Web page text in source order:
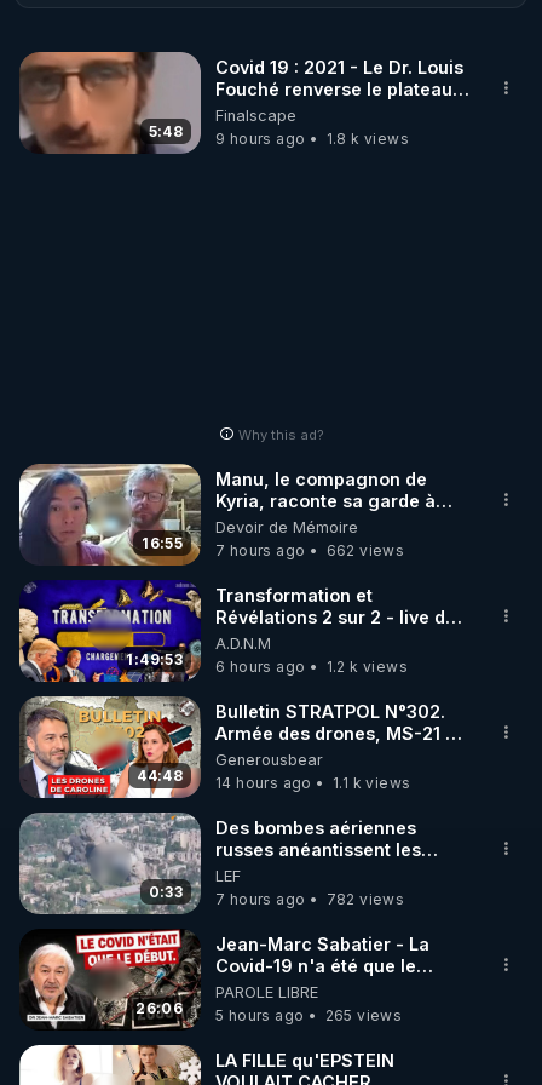
proches. Premier épisode sur les dangers du sucre
5:48
Covid 19 : 2021 - Le Dr. Louis
Fouché renverse le plateau
de CNews !
Finalscape
9 hours ago
1.8 k views
Why this ad?
16:55
Manu, le compagnon de
Kyria, raconte sa garde à
vue musclée. PARTAGEZ!
Devoir de Mémoire
7 hours ago
662 views
1:49:53
Transformation et
Révélations 2 sur 2 - live du
07/08/26
A.D.N.M
6 hours ago
1.2 k views
44:48
Bulletin STRATPOL N°302.
Armée des drones, MS-21 en
série, missiles coréens.
07.08.2026.
Generousbear
14 hours ago
1.1 k views
0:33
Des bombes aériennes
russes anéantissent les
centres de contrôle de
drones de 3 brigades
ukrainienne
LEF
7 hours ago
782 views
26:06
Jean-Marc Sabatier - La
Covid-19 n'a été que le
début - L'ARN messager
jusqu où ira-t-il ?
PAROLE LIBRE
5 hours ago
265 views
LA FILLE qu'EPSTEIN